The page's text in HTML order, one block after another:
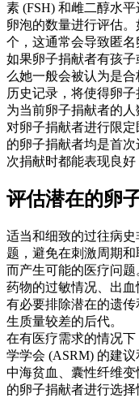
素 (FSH) 和雌二醇水
卵泡的数量进行评估
个，这通常会导致匿名
如果卵子捐献者有孩
么她一般会被认为是
历史记录，将使得卵
为当前卵子捐献者的
对卵子捐献者进行限
的卵子捐献者均是首
次捐献时都能表现良好
评估潜在的卵
适当和细致的过往病
题，避免在刺激周期
而产生可能的医疗问
药物的过敏情况、出
有必要排除潜在的遗
生质量较差的后代。
在有医疗需求的情况
学学会 (ASRM) 的建
中海贫血、囊性纤维
的卵子捐献者进行选择